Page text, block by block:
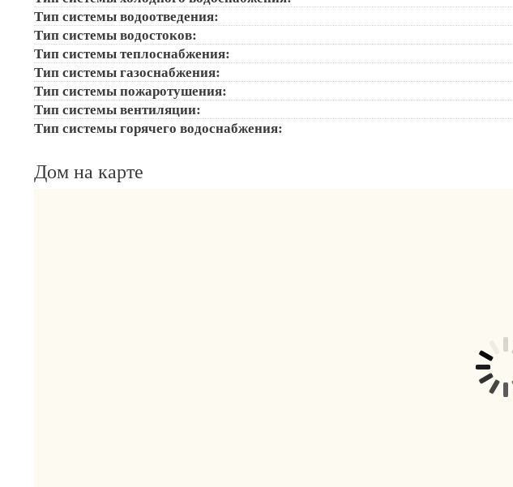
Тип системы водоотведения:
Тип системы водостоков:
Тип системы теплоснабжения:
Тип системы газоснабжения:
Тип системы пожаротушения:
Тип системы вентиляции:
Тип системы горячего водоснабжения:
Дом на карте